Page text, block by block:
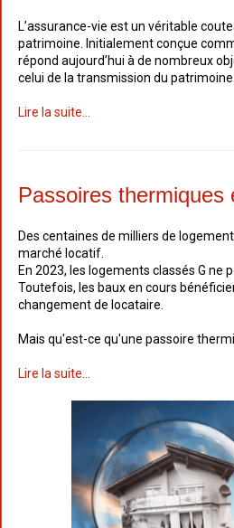
L’assurance-vie est un véritable
patrimoine. Initialement conçue
répond aujourd’hui à de nombreux
celui de la transmission du patrimoine.
Lire la suite...
Passoires thermiques
Des centaines de milliers de
marché locatif.​
En 2023, les logements classés G ne
Toutefois, les baux en cours
changement de locataire.
Mais qu'est-ce qu'une passoire
Lire la suite...